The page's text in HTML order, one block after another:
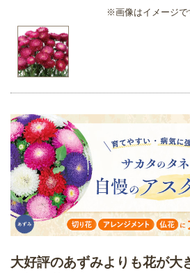
※画像はイメージで
大好評のあずみよりも花が大